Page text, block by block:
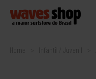
Home